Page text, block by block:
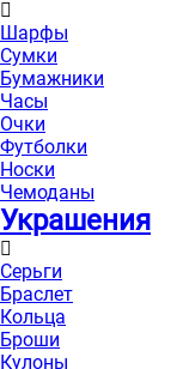
Шарфы
Сумки
Бумажники
Часы
Очки
Футболки
Носки
Чемоданы
Украшения
Серьги
Браслет
Кольца
Броши
Кулоны